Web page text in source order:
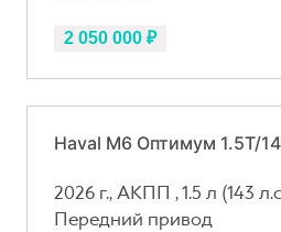
2 050 000 ₽
Haval M6 Оптимум 1.5T/
2026 г., АКПП , 1.5 л (143
Передний привод